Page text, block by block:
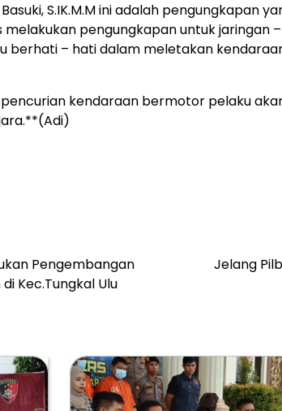
S.IK.M.M ini adalah pengungkapan
pengungkapan untuk jaringan
berhati – hati dalam meletakan
kendaraan bermotor pelaku
Pengembangan
Kec.Tungkal Ulu
Jelang